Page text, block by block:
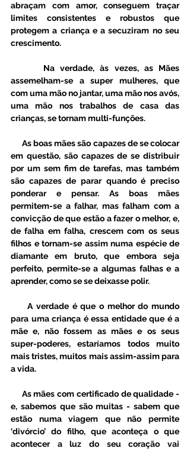
abraçam com amor, conseguem traçar
limites consistentes e robustos que
protegem a criança e a secuziram no seu
crescimento.
assemelham-se a super mulheres, que
com uma mão no jantar, uma mão nos avós,
uma mão nos trabalhos de casa das
crianças, se tornam multi-funções.
em questão, são capazes de se distribuir
por um sem fim de tarefas, mas também
são capazes de parar quando é preciso
ponderar e pensar. As boas mães
permitem-se a falhar, mas falham com a
convicção de que estão a fazer o melhor, e,
de falha em falha, crescem com os seus
filhos e tornam-se assim numa espécie de
diamante em bruto, que embora seja
perfeito, permite-se a algumas falhas e a
aprender, como se se deixasse polir.
     A verdade é que o melhor do mundo
para uma criança é essa entidade que é a
mãe e, não fossem as mães e os seus
super-poderes, estaríamos todos muito
mais tristes, muitos mais assim-assim para
a vida.
e, sabemos que são muitas - sabem que
estão numa viagem que não permite
‘divórcio’ do filho, que aconteça o que
acontecer a luz do seu coração vai